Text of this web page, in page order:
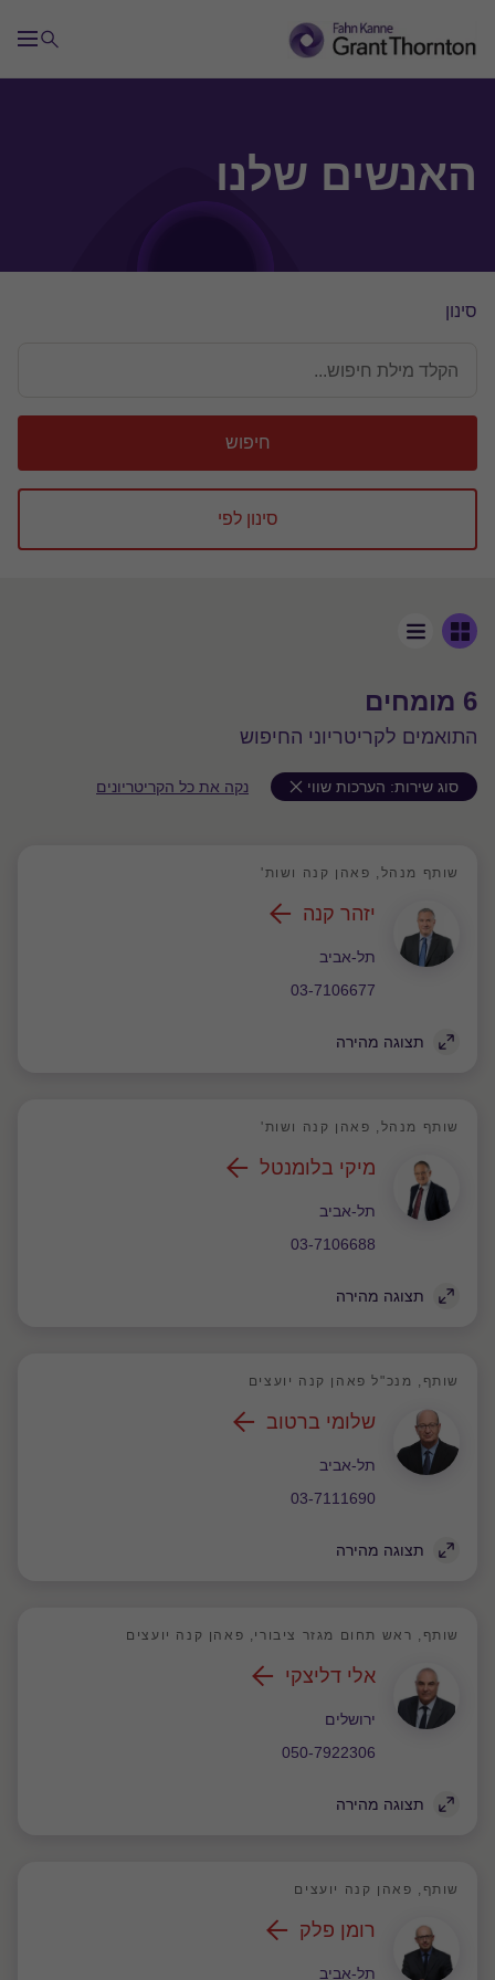
האנשים שלנו
סינון
סינון לפי
חיפוש
6 מומחים
התואמים לקריטריוני החיפוש
סוג שירות: הערכות שווי נקה את כל הקריטריונים
שותף מנהל, פאהן קנה ושות'
יזהר קנה
תל-אביב
משרד
03-7106677
תצוגה מהירה
שותף מנהל, פאהן קנה ושות'
מיקי בלומנטל
תל-אביב
משרד
03-7106688
תצוגה מהירה
שותף, מנכ"ל פאהן קנה יועצים
שלומי ברטוב
תל-אביב
משרד
03-7111690
תצוגה מהירה
שותף, ראש תחום מגזר ציבורי, פאהן קנה יועצים
אלי דליצקי
ירושלים
משרד
050-7922306
תצוגה מהירה
שותף, פאהן קנה יועצים
רומן פלק
תל-אביב
משרד